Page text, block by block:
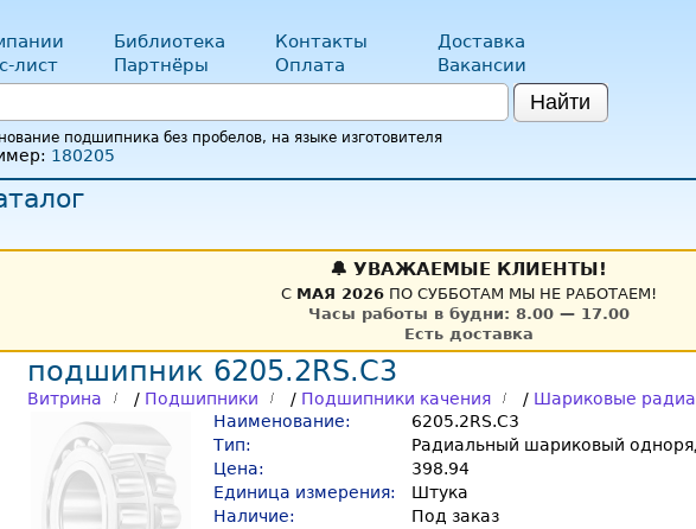
Библиотека Контакты
Доставка
лист
Партнёры Оплата Вакансии
Найти
подшипника без пробелов, на языке изготовителя
180205
🔔 УВАЖАЕМЫЕ КЛИЕНТЫ!
С МАЯ 2026ПО СУББОТАМ МЫ НЕ РАБОТАЕМ!
Часы работы в будни: 8.00 — 17.00
Есть доставка
подшипник 6205.2RS.C3
Витрина / Подшипники / Подшипники качения / Шариковые
Наименование:
6205.2RS.C3
Тип:
Радиальный шариковый
Цена:
398.94
Единица измерения:
Штука
Наличие:
Под заказ